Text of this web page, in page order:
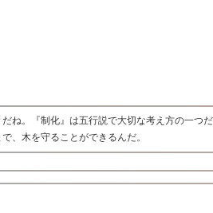
だね。『制化』は五行説で大切な考え方の一つ
で、木を守ることができるんだ。